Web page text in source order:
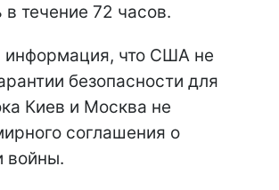
течение 72 часов.
информация, что США не
безопасности для
Киев и Москва не
соглашения о
войны.